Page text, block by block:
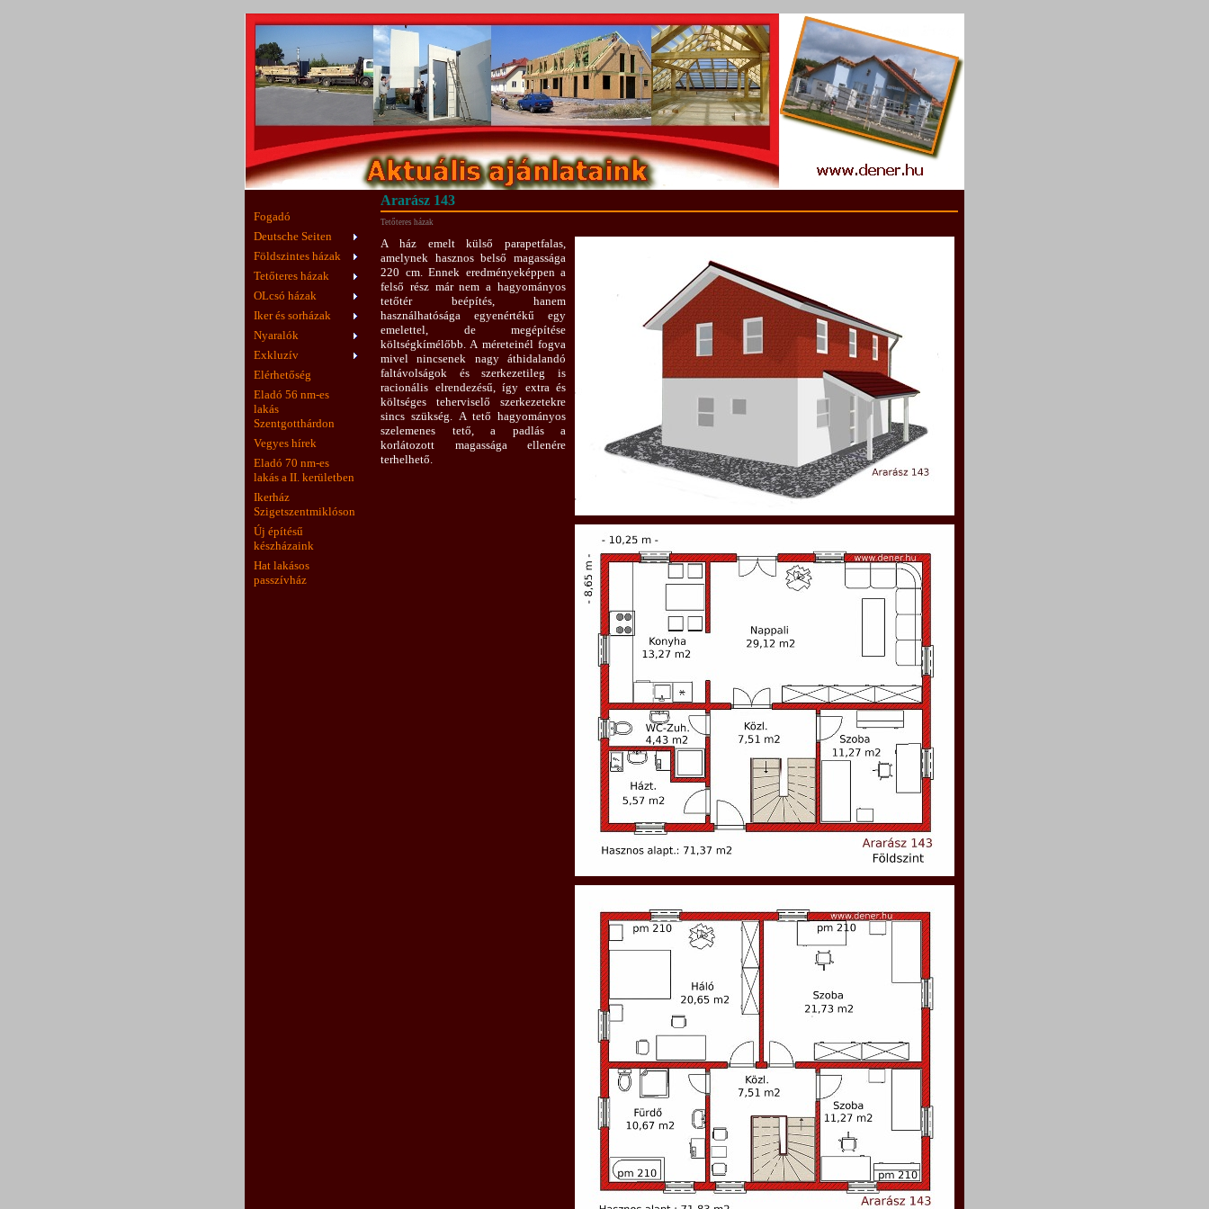
Fogadó
Deutsche Seiten
Földszintes házak
Tetőteres házak
OLcsó házak
Iker és sorházak
Nyaralók
Exkluzív
Elérhetőség
Eladó 56 nm-es
lakás
Szentgotthárdon
Vegyes hírek
Eladó 70 nm-es
lakás a II. kerületben
Ikerház
Szigetszentmiklóson
Új építésű
készházaink
Hat lakásos
passzívház
Ararász 143
Tetőteres házak
A ház emelt külső parapetfalas,
amelynek hasznos belső magassága
220 cm. Ennek eredményeképpen a
felső rész már nem a hagyományos
tetőtér beépítés, hanem
használhatósága egyenértékű egy
emelettel, de megépítése
költségkímélőbb. A méreteinél fogva
mivel nincsenek nagy áthidalandó
faltávolságok és szerkezetileg is
racionális elrendezésű, így extra és
költséges teherviselő szerkezetekre
sincs szükség. A tető hagyományos
szelemenes tető, a padlás a
korlátozott magassága ellenére
terhelhető.